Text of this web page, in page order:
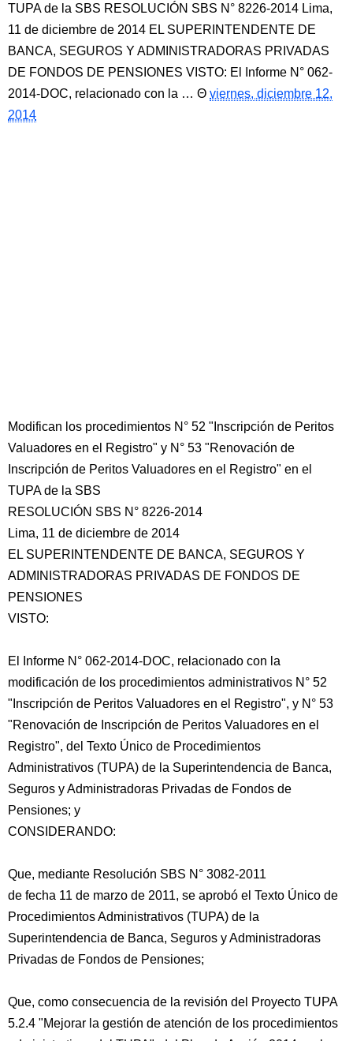
TUPA de la SBS RESOLUCIÓN SBS N° 8226-2014 Lima,
11 de diciembre de 2014 EL SUPERINTENDENTE DE
BANCA, SEGUROS Y ADMINISTRADORAS PRIVADAS
DE FONDOS DE PENSIONES VISTO: El Informe N° 062-
2014-DOC, relacionado con la …
viernes, diciembre 12,
2014
Modifican los procedimientos N° 52 "Inscripción de Peritos
Valuadores en el Registro" y N° 53 "Renovación de
Inscripción de Peritos Valuadores en el Registro" en el
TUPA de la SBS
RESOLUCIÓN SBS N° 8226-2014
Lima, 11 de diciembre de 2014
EL SUPERINTENDENTE DE BANCA, SEGUROS Y
ADMINISTRADORAS PRIVADAS DE FONDOS DE
PENSIONES
VISTO:
El Informe N° 062-2014-DOC, relacionado con la
modificación de los procedimientos administrativos N° 52
"Inscripción de Peritos Valuadores en el Registro", y N° 53
"Renovación de Inscripción de Peritos Valuadores en el
Registro", del Texto Único de Procedimientos
Administrativos (TUPA) de la Superintendencia de Banca,
Seguros y Administradoras Privadas de Fondos de
Pensiones; y
CONSIDERANDO:
Que, mediante Resolución SBS N° 3082-2011
de fecha 11 de marzo de 2011, se aprobó el Texto Único de
Procedimientos Administrativos (TUPA) de la
Superintendencia de Banca, Seguros y Administradoras
Privadas de Fondos de Pensiones;
Que, como consecuencia de la revisión del Proyecto TUPA
5.2.4 "Mejorar la gestión de atención de los procedimientos